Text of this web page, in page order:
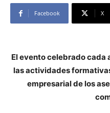
Facebook X
El evento celebrado cada
las actividades
empresarial de los